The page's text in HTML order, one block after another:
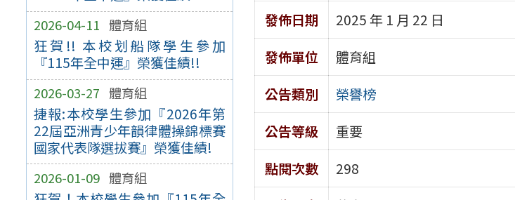
2026-04-11 體育組
狂賀!! 本校划船隊學生參加
『115年全中運』榮獲佳績!!
2026-03-27 體育組
捷報:本校學生參加『2026年第
22屆亞洲青少年韻律體操錦標賽
國家代表隊選拔賽』榮獲佳績!
2026-01-09 體育組
發佈日期
2025 年 1 月 22 日
發佈單位
體育組
公告類別
榮譽榜
公告等級
重要
點閱次數
298